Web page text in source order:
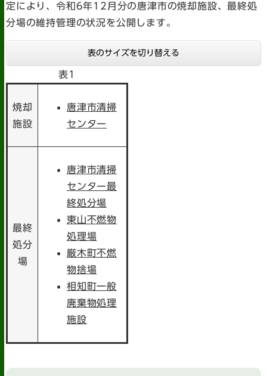
定により、令和6年12月分の唐津市の焼却施設、最終処
分場の維持管理の状況を公開します。
表のサイズを切り替える
表1
焼却
施設
唐津市清掃
センター
最終
処分
場
唐津市清掃
センター最
終処分場
東山不燃物
処理場
厳木町不燃
物捨場
相知町一般
廃棄物処理
施設